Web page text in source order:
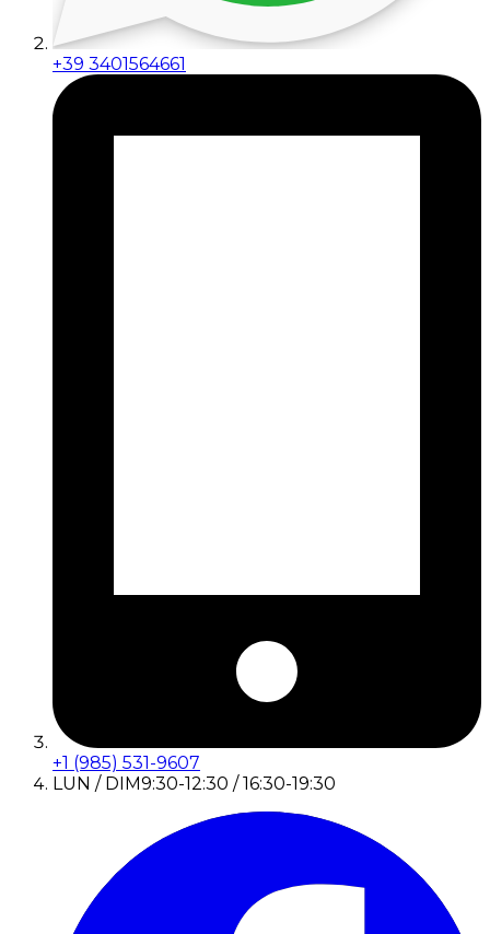
+39 3401564661
+1 (985) 531-9607
LUN / DIM9:30-12:30 / 16:30-19:30